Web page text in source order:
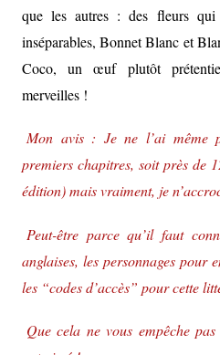
que les autres : des fleurs qui
inséparables, Bonnet Blanc et
Coco, un œuf plutôt
merveilles !
Mon avis : Je ne l’ai même
premiers chapitres, soit près de
édition) mais vraiment, je
Peut-être parce qu’il faut
anglaises, les personnages pour
les “codes d’accès” pour cette
Que cela ne vous empêche